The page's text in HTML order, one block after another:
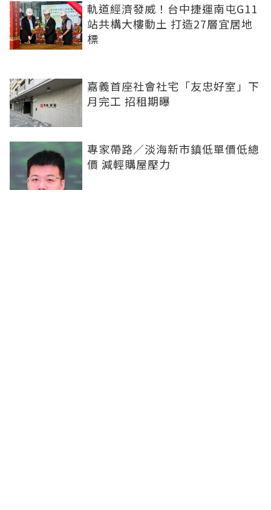
軌道經濟發威！台中捷運南屯G11
站共構大樓動土 打造27層宜居地
標
嘉義首座社會社宅「友忠好室」下
月完工 招租期曝
專家帶路／淡海新市鎮低單價低總
價 減輕購屋壓力